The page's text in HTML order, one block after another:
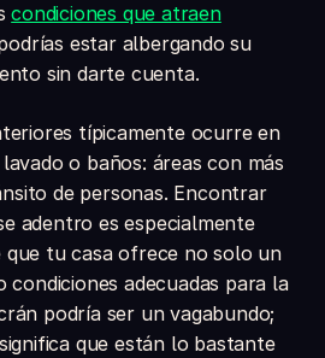
condiciones que atraen
estar albergando su
sin darte cuenta.
típicamente ocurre en
o baños: áreas con más
de personas. Encontrar
adentro es especialmente
que tu casa ofrece no solo un
adecuadas para la
podría ser un vagabundo;
que están lo bastante